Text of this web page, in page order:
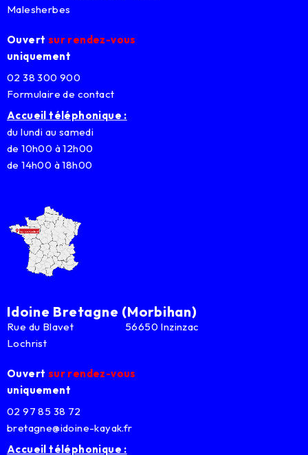
Malesherbes
Ouvert sur rendez-vous
uniquement
02 38 300 900
Formulaire de contact
Accueil téléphonique :
du lundi au samedi
de 10h00 à 12h00
de 14h00 à 18h00
Idoine Bretagne (Morbihan)
Rue du Blavet 56650 Inzinzac
Lochrist
Ouvert sur rendez-vous
uniquement
02 97 85 38 72
bretagne@idoine-kayak.fr
Accueil téléphonique :